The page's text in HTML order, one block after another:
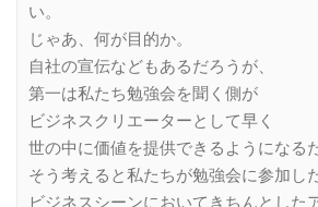
い。
じゃあ、何が目的か。
自社の宣伝などもあるだろうが、
第一は私たち勉強会を聞く側が
ビジネスクリエーターとして早く
世の中に価値を提供できるようになる
そう考えると私たちが勉強会に参加し
ビジネスシーンにおいてきちんとした